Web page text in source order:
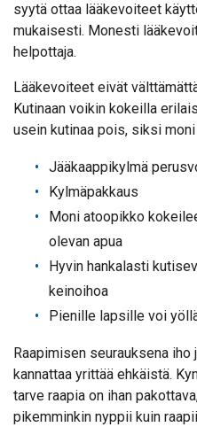
syytä ottaa lääkevoiteet
mukaisesti. Monesti
helpottaja.
Lääkevoiteet eivät
Kutinaan voikin kokeilla
usein kutinaa pois, siksi
Jääkaappikylmä
Kylmäpakkaus
Moni atoopikko
olevan apua
Hyvin hankalasti
keinoihoa
Pienille lapsille voi
Raapimisen seurauksena
kannattaa yrittää ehkäistä.
tarve raapia on ihan
pikemminkin nyppii kuin